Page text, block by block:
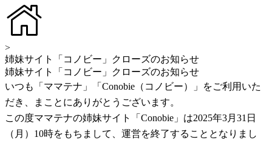
>
姉妹サイト「コノビー」クローズのお知らせ
姉妹サイト「コノビー」クローズのお知らせ
いつも「ママテナ」「Conobie（コノビー）」をご利用いた
だき、まことにありがとうございます。
この度ママテナの姉妹サイト「Conobie」は2025年3月31日
（月）10時をもちまして、運営を終了することとなりまし